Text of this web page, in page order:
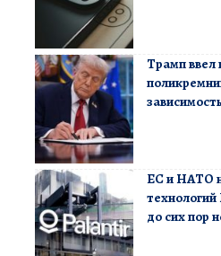
Трамп
ЕС и НАТО
до сих пор